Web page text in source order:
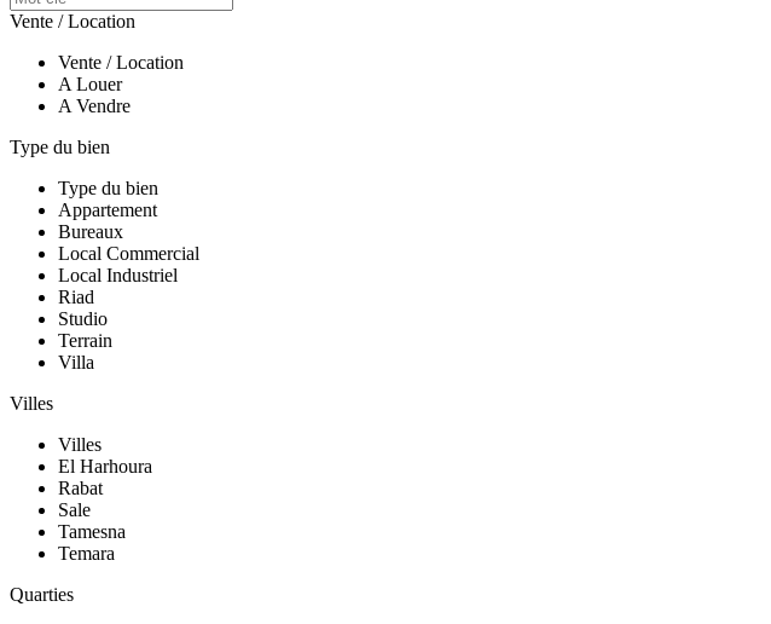
Vente / Location
Vente / Location
A Louer
A Vendre
Type du bien
Type du bien
Appartement
Bureaux
Local Commercial
Local Industriel
Riad
Studio
Terrain
Villa
Villes
Villes
El Harhoura
Rabat
Sale
Tamesna
Temara
Quarties